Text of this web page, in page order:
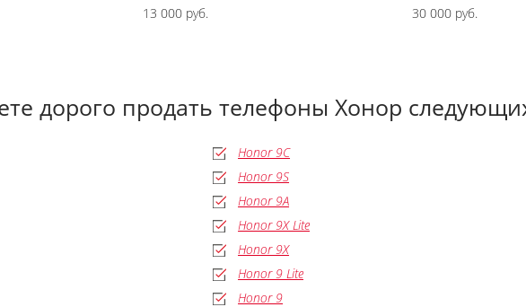
13 000 руб. 30 000 руб.
дорого продать телефоны Хонор
Honor 9C
Honor 9S
Honor 9A
Honor 9X Lite
Honor 9X
Honor 9 Lite
Honor 9